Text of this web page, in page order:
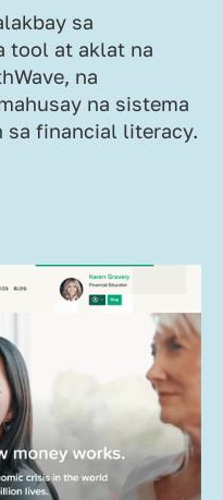
sa
tool at aklat na
na
na sistema
sa financial literacy.